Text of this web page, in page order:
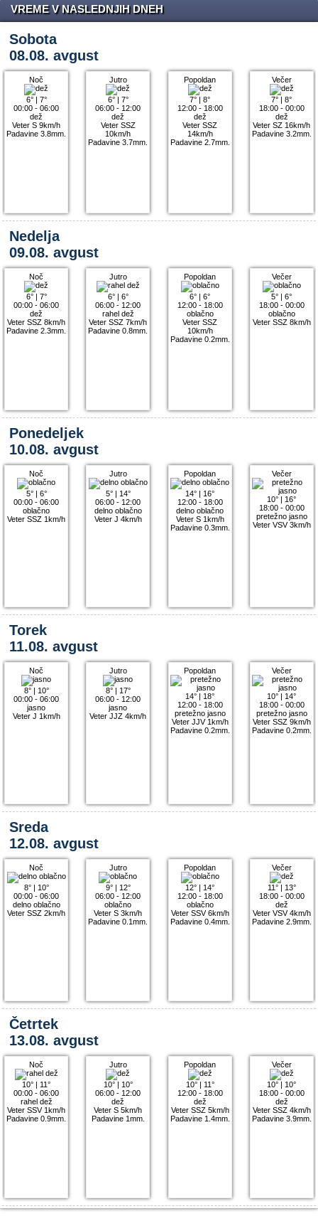
VREME V NASLEDNJIH DNEH
Sobota
08.08. avgust
Noč
6°| 7°
00:00 - 06:00
dež
Veter S 9km/h
Padavine 3.8mm.
Jutro
6°| 7°
06:00 - 12:00
dež
Veter SSZ
10km/h
Padavine 3.7mm.
Popoldan
7° |8°
12:00 - 18:00
dež
Veter SSZ
14km/h
Padavine 2.7mm.
Večer
7° |8°
18:00 - 00:00
dež
Veter SZ 16km/h
Padavine 3.2mm.
Nedelja
09.08. avgust
Noč
6°| 7°
00:00 - 06:00
dež
Veter SSZ 8km/h
Padavine 2.3mm.
Jutro
6°| 6°
06:00 - 12:00
rahel dež
Veter SSZ 7km/h
Padavine 0.8mm.
Popoldan
6° |6°
12:00 - 18:00
oblačno
Veter SSZ
10km/h
Padavine 0.2mm.
Večer
5° |6°
18:00 - 00:00
oblačno
Veter SSZ 8km/h
Ponedeljek
10.08. avgust
Noč
5°| 6°
00:00 - 06:00
oblačno
Veter SSZ 1km/h
Jutro
5°| 14°
06:00 - 12:00
delno oblačno
Veter J 4km/h
Popoldan
14° | 16°
12:00 - 18:00
delno oblačno
Veter S 1km/h
Padavine 0.3mm.
Večer
10° | 16°
18:00 - 00:00
pretežno jasno
Veter VSV 3km/h
Torek
11.08. avgust
Noč
8°| 10°
00:00 - 06:00
jasno
Veter J 1km/h
Jutro
8°| 17°
06:00 - 12:00
jasno
Veter JJZ 4km/h
Popoldan
14° | 18°
12:00 - 18:00
pretežno jasno
Veter JJV 1km/h
Padavine 0.2mm.
Večer
10° | 14°
18:00 - 00:00
pretežno jasno
Veter SSZ 9km/h
Padavine 0.2mm.
Sreda
12.08. avgust
Noč
8°| 10°
00:00 - 06:00
delno oblačno
Veter SSZ 2km/h
Jutro
9°| 12°
06:00 - 12:00
oblačno
Veter S 3km/h
Padavine 0.1mm.
Popoldan
12° | 14°
12:00 - 18:00
oblačno
Veter SSV 6km/h
Padavine 0.4mm.
Večer
11°| 13°
18:00 - 00:00
dež
Veter VSV 4km/h
Padavine 2.9mm.
Četrtek
13.08. avgust
Noč
10° | 11°
00:00 - 06:00
rahel dež
Veter SSV 1km/h
Padavine 0.9mm.
Jutro
10°| 10°
06:00 - 12:00
dež
Veter S 5km/h
Padavine 1mm.
Popoldan
10°| 11°
12:00 - 18:00
dež
Veter SSZ 5km/h
Padavine 1.4mm.
Večer
10° | 10°
18:00 - 00:00
dež
Veter SSZ 4km/h
Padavine 3.9mm.